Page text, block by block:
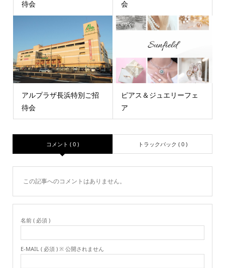
待会 会
アルプラザ長浜特別ご招
待会
ピアス＆ジュエリーフェ
ア
コメント ( 0 ) トラックバック ( 0 )
この記事へのコメントはありません。
名前 ( 必須 )
E-MAIL ( 必須 ) ※ 公開されません